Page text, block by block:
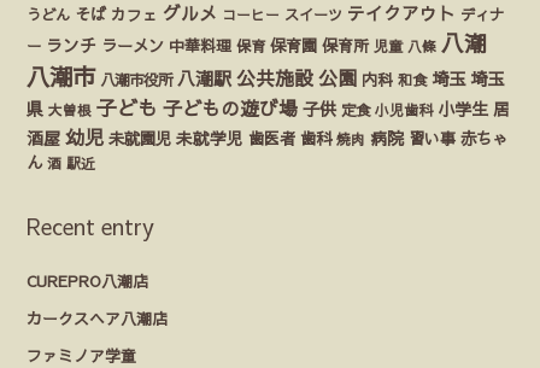
うどん そば カフェ グルメ コーヒー スイーツ テイクアウト ディナ
ー ランチ ラーメン 中華料理 保育 保育園 保育所 児童 八條 八潮
八潮市 八潮市役所 八潮駅 公共施設 公園 内科 和食 埼玉 埼玉
県 大曽根 子ども 子どもの遊び場 子供 定食 小児歯科 小学生 居
酒屋 幼児 未就園児 未就学児 歯医者 歯科 焼肉 病院 習い事 赤ちゃ
ん 酒 駅近
Recent entry
CUREPRO八潮店
カークスヘア八潮店
ファミノア学童